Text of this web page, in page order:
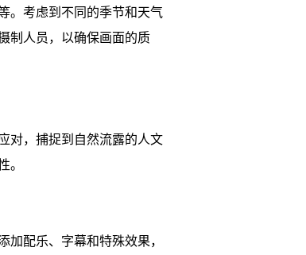
。考虑到不同的季节和天气
制人员，以确保画面的质
对，捕捉到自然流露的人文
。
配乐、字幕和特殊效果，